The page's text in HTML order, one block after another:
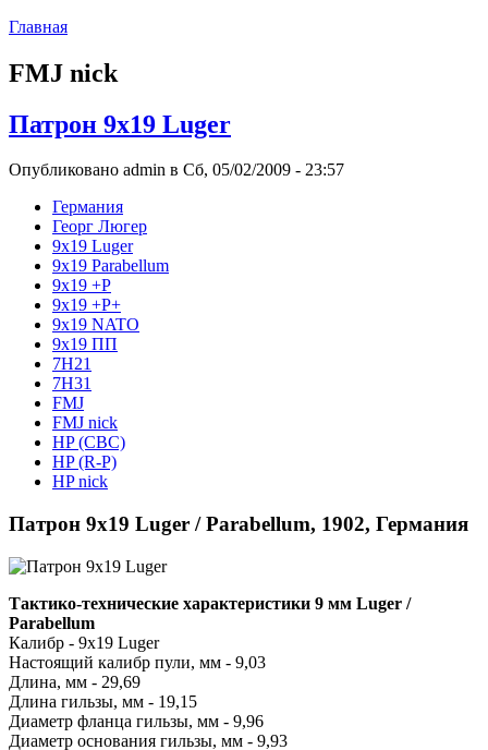
Главная
FMJ nick
Патрон 9x19 Luger
Опубликовано admin в Сб, 05/02/2009 - 23:57
Германия
Георг Люгер
9x19 Luger
9x19 Parabellum
9х19 +Р
9х19 +Р+
9х19 NATO
9х19 ПП
7H21
7H31
FMJ
FMJ nick
HP (CBC)
HP (R-P)
HP nick
Патрон 9x19 Luger / Parabellum, 1902, Германия
Тактико-технические характеристики 9 мм Luger /
Parabellum
Калибр - 9x19 Luger
Настоящий калибр пули, мм - 9,03
Длина, мм - 29,69
Длина гильзы, мм - 19,15
Диаметр фланца гильзы, мм - 9,96
Диаметр основания гильзы, мм - 9,93